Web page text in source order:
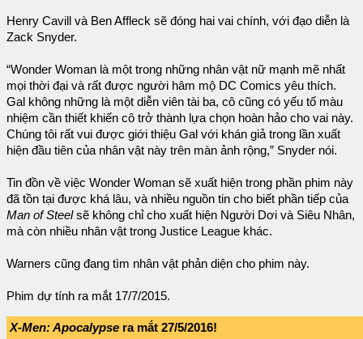
Henry Cavill và Ben Affleck sẽ đóng hai vai chính, với đạo diễn là
Zack Snyder.
“Wonder Woman là một trong những nhân vật nữ mạnh mẽ nhất
mọi thời đại và rất được người hâm mộ DC Comics yêu thích.
Gal không những là một diễn viên tài ba, cô cũng có yếu tố màu
nhiệm cần thiết khiến cô trở thành lựa chọn hoàn hảo cho vai này.
Chúng tôi rất vui được giới thiệu Gal với khán giả trong lần xuất
hiện đầu tiên của nhân vật này trên màn ảnh rộng,” Snyder nói.
Tin đồn về việc Wonder Woman sẽ xuất hiện trong phần phim này
đã tồn tại được khá lâu, và nhiều nguồn tin cho biết phần tiếp của
Man of Steelsẽ không chỉ cho xuất hiện Người Dơi và Siêu Nhân,
mà còn nhiều nhân vật trong Justice League khác.
Warners cũng đang tìm nhân vật phản diện cho phim này.
Phim dự tính ra mắt 17/7/2015.
X-Men: Apocalypse ra mắt 27/5/2016!